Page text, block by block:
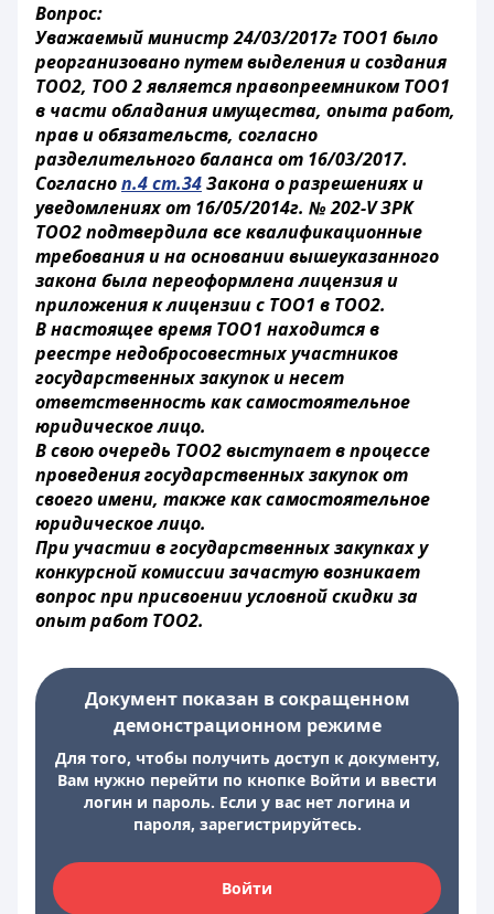
Вопрос:
Уважаемый министр 24/03/2017г ТОО1 было
реорганизовано путем выделения и создания
ТОО2, ТОО 2 является правопреемником ТОО1
в части обладания имущества, опыта работ,
прав и обязательств, согласно
разделительного баланса от 16/03/2017.
Согласноп.4 ст.34Закона о разрешениях и
уведомлениях от 16/05/2014г. № 202-V ЗРК
ТОО2 подтвердила все квалификационные
требования и на основании вышеуказанного
закона была переоформлена лицензия и
приложения к лицензии с ТОО1 в ТОО2.
В настоящее время ТОО1 находится в
реестре недобросовестных участников
государственных закупок и несет
ответственность как самостоятельное
юридическое лицо.
В свою очередь ТОО2 выступает в процессе
проведения государственных закупок от
своего имени, также как самостоятельное
юридическое лицо.
При участии в государственных закупках у
конкурсной комиссии зачастую возникает
вопрос при присвоении условной скидки за
опыт работ ТОО2.
Документ показан в сокращенном
демонстрационном режиме
Для того, чтобы получить доступ к документу,
Вам нужно перейти по кнопке Войти и ввести
логин и пароль. Если у вас нет логина и
пароля, зарегистрируйтесь.
Войти